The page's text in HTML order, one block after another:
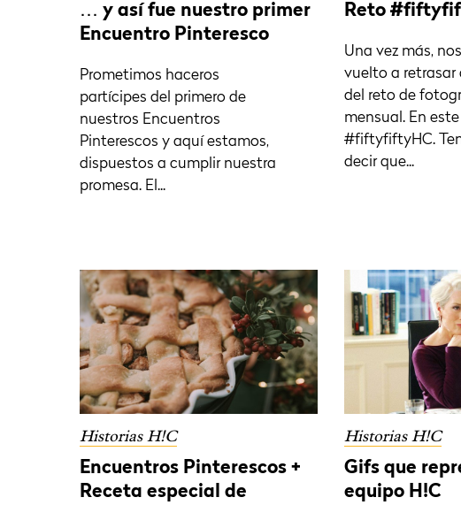
… y así fue nuestro primer
Encuentro Pinteresco
Prometimos haceros
partícipes del primero de
nuestros Encuentros
Pinterescos y aquí estamos,
dispuestos a cumplir nuestra
promesa. El...
Reto
Una vez más,
vuelto a retrasar
del reto de
mensual. En
#fiftyfiftyHC.
decir que...
Historias H!C
Encuentros Pinterescos +
Receta especial de
Historias H!C
Gifs que
equipo H!C